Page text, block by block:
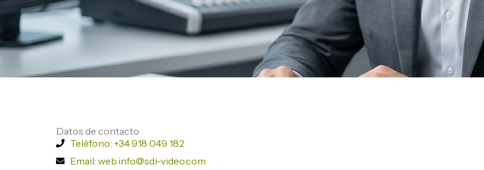
Datos de contacto
Teléfono: +34 918 049 182
Email: web.info@sdi-video.com